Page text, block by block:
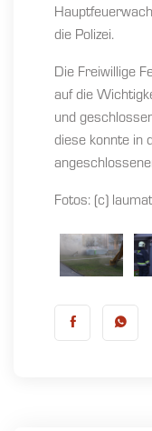
die Polizei.
Die Freiwillige
auf die
und
diese konnte in
Fotos: (c)